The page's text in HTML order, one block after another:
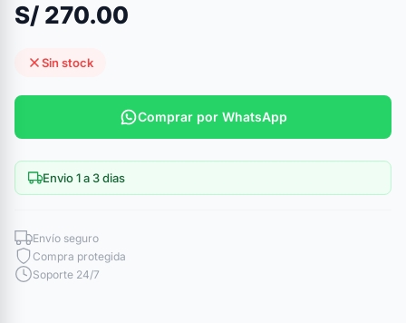
S/ 270.00
Sin stock
Comprar por WhatsApp
Envio 1 a 3 dias
Envío seguro
Compra protegida
Soporte 24/7